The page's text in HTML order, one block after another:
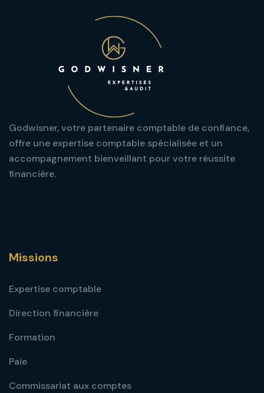
Godwisner, votre partenaire comptable de confiance,
offre une expertise comptable spécialisée et un
accompagnement bienveillant pour votre réussite
financière.
Missions
Expertise comptable
Direction financière
Formation
Paie
Commissariat aux comptes